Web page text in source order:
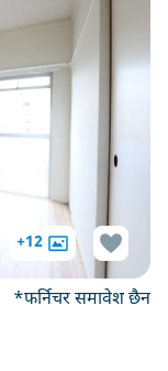
+12
*फर्निचर समावेश छैन